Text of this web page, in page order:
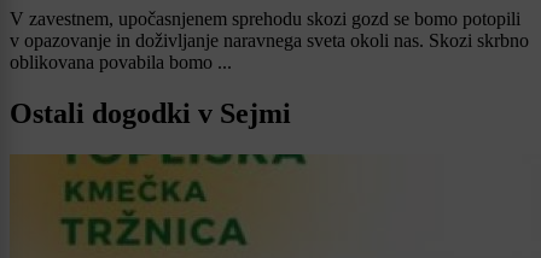
V zavestnem, upočasnjenem sprehodu skozi gozd se bomo potopili
v opazovanje in doživljanje naravnega sveta okoli nas. Skozi skrbno
oblikovana povabila bomo ...
Ostali dogodki v Sejmi